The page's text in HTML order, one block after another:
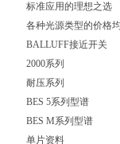
标准应用的理想之选
各种光源类型的价格
BALLUFF接近开关
2000系列
耐压系列
BES 5系列型谱
BES M系列型谱
单片资料